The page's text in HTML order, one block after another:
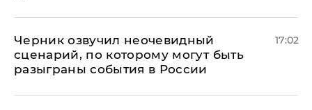
Черник озвучил неочевидный
сценарий, по которому могут быть
разыграны события в России
17:02